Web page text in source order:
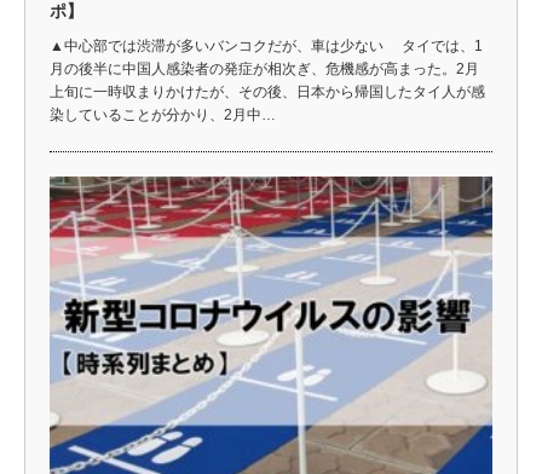
ポ】
▲中心部では渋滞が多いバンコクだが、車は少ない タイでは、1
月の後半に中国人感染者の発症が相次ぎ、危機感が高まった。2月
上旬に一時収まりかけたが、その後、日本から帰国したタイ人が感
染していることが分かり、2月中…